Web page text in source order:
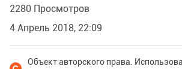
2280 Просмотров
4 Апрель 2018, 22:09
Объект авторского права.